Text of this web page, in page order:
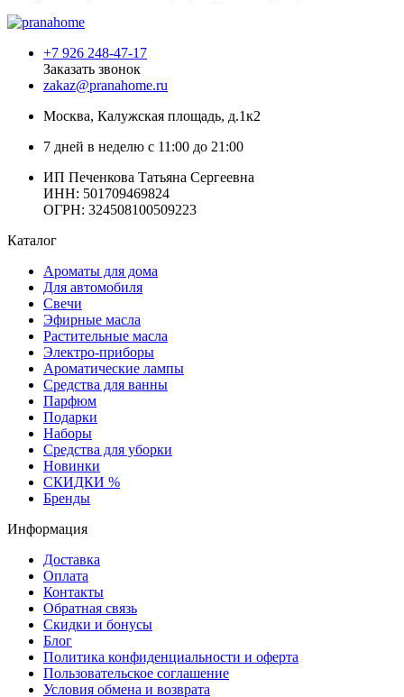
+7 926 248-47-17
Заказать звонок
zakaz@pranahome.ru
Москва, Калужская площадь, д.1к2
7 дней в неделю с 11:00 до 21:00
ИП Печенкова Татьяна Сергеевна
ИНН: 501709469824
ОГРН: 324508100509223
Каталог
Ароматы для дома
Для автомобиля
Свечи
Эфирные масла
Растительные масла
Электро-приборы
Ароматические лампы
Средства для ванны
Парфюм
Подарки
Наборы
Средства для уборки
Новинки
СКИДКИ %
Бренды
Информация
Доставка
Оплата
Контакты
Обратная связь
Скидки и бонусы
Блог
Политика конфиденциальности и оферта
Пользовательское соглашение
Условия обмена и возврата